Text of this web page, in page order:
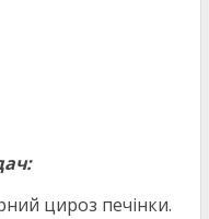
цироз печінки.